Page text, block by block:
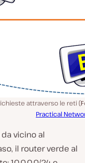
attraverso le reti (
Practical
vicino al
il router verde al